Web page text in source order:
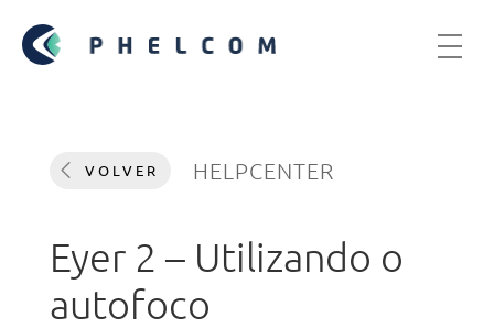
VOLVER HELPCENTER
Eyer 2 – Utilizando o
autofoco